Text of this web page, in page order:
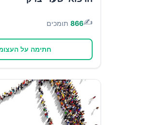
✍️
866 תומכים
חתימה על